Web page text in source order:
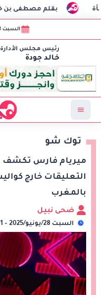
مصطفى بن خالد : حكايات
السبت 08 أغسطس 2026
رئيس مجلس الأدارة
خالد جودة
توك شو
ميريام فارس تكشف
التعليقات خارج
بالمغرب
ضحى نبيل
السبت 28/يونيو/2025 - 12:31 م